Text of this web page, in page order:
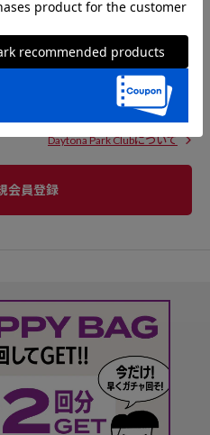
Daytona Park Clubについて
会員登録